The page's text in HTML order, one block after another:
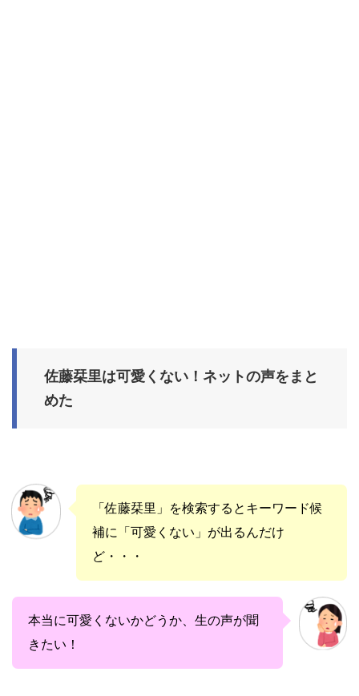
佐藤栞里は可愛くない！ネットの声をまと
めた
「佐藤栞里」を検索するとキーワード候
補に「可愛くない」が出るんだけ
ど・・・
本当に可愛くないかどうか、生の声が聞
きたい！